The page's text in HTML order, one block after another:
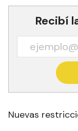
Recibí
Nuevas